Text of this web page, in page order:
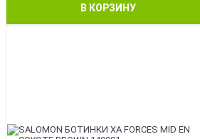
В КОРЗИНУ